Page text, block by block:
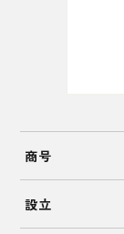
商号
設立